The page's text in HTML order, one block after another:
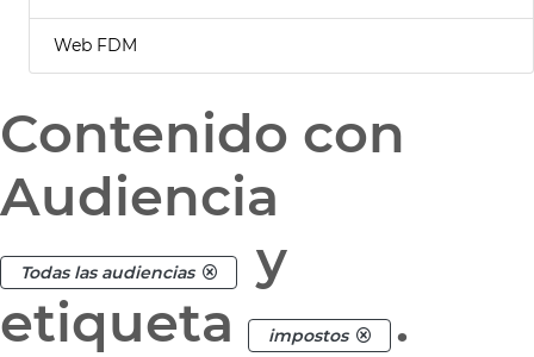
Web FDM
Contenido con
Audiencia
Todas las audiencias
y
etiqueta
impostos .